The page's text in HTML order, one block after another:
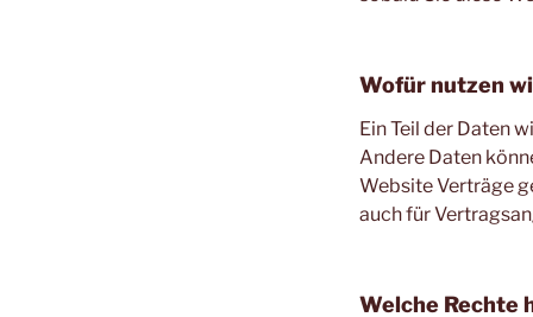
Wofür nutzen
Ein Teil der Daten
Andere Daten
Website Verträge
auch für
Welche Rechte